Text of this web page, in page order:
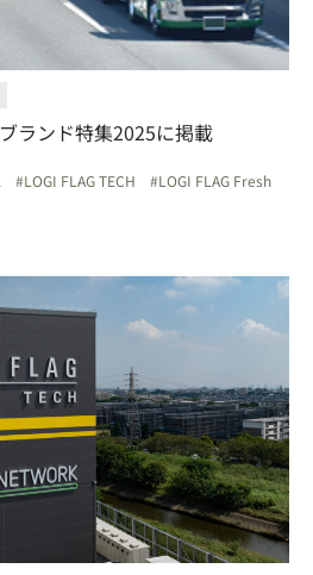
ランド特集2025に掲載
LOGI FLAG TECH
LOGI FLAG Fresh